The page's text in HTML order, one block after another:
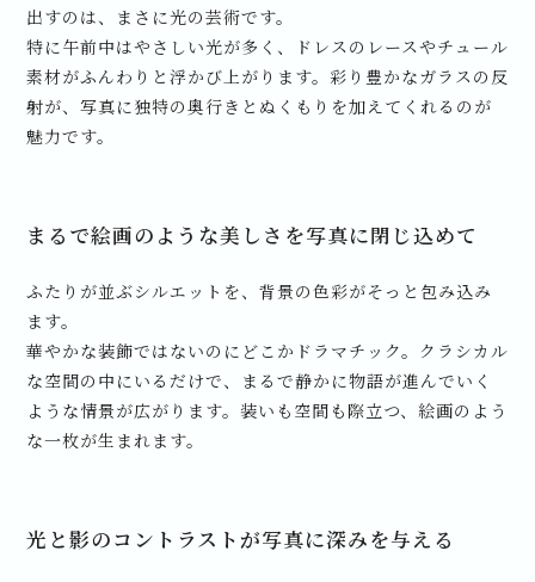
出すのは、まさに光の芸術です。
特に午前中はやさしい光が多く、ドレスのレースやチュール
素材がふんわりと浮かび上がります。彩り豊かなガラスの反
射が、写真に独特の奥行きとぬくもりを加えてくれるのが
魅力です。
まるで絵画のような美しさを写真に閉じ込めて
ふたりが並ぶシルエットを、背景の色彩がそっと包み込み
ます。
華やかな装飾ではないのにどこかドラマチック。クラシカル
な空間の中にいるだけで、まるで静かに物語が進んでいく
ような情景が広がります。装いも空間も際立つ、絵画のよう
な一枚が生まれます。
光と影のコントラストが写真に深みを与える